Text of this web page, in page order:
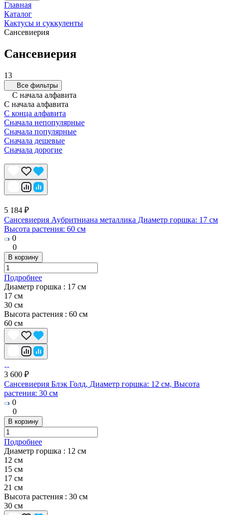
Главная
Каталог
Кактусы и суккуленты
Сансевиерия
Сансевиерия
13
Все фильтры
С начала алфавита
С начала алфавита
С конца алфавита
Сначала непопулярные
Сначала популярные
Сначала дешевые
Сначала дорогие
5 184 ₽
Сансевиерия Аубритниана металлика Диаметр горшка: 17 см
Высота растения: 60 см
0
0
В корзину
Подробнее
Диаметр горшка : 17 см
17 см
30 cм
Высота растения : 60 см
60 см
3 600 ₽
Сансевиерия Блэк Голд, Диаметр горшка: 12 см, Высота
растения: 30 cм
0
0
В корзину
Подробнее
Диаметр горшка : 12 см
12 см
15 см
17 см
21 см
Высота растения : 30 cм
30 cм